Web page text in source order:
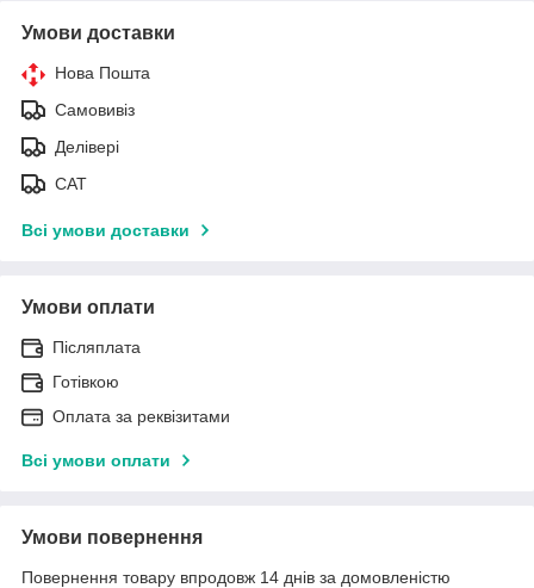
Умови доставки
Нова Пошта
Самовивіз
Делівері
САТ
Всі умови доставки
Умови оплати
Післяплата
Готівкою
Оплата за реквізитами
Всі умови оплати
Умови повернення
Повернення товару впродовж 14 днів за домовленістю